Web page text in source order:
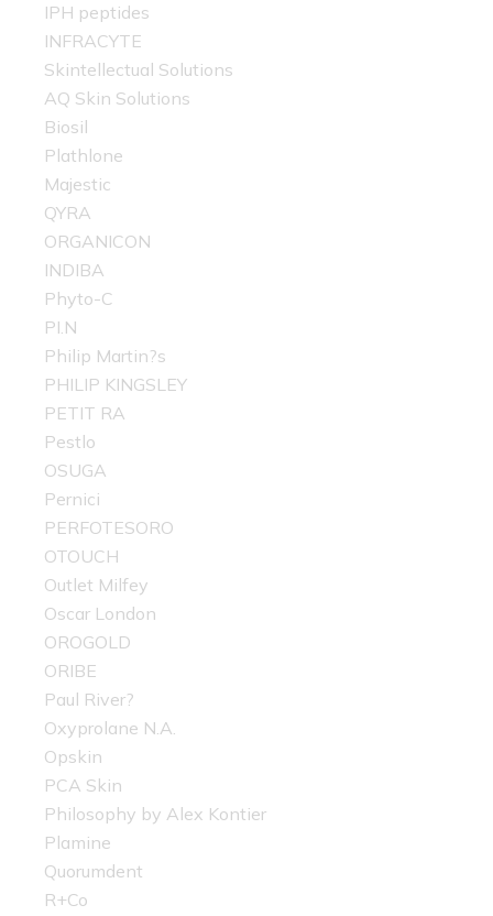
IPH peptides
INFRACYTE
Skintellectual Solutions
AQ Skin Solutions
Biosil
Plathlone
Majestic
QYRA
ORGANICON
INDIBA
Phyto-C
PI.N
Philip Martin?s
PHILIP KINGSLEY
PETIT RA
Pestlo
OSUGA
Pernici
PERFOTESORO
OTOUCH
Outlet Milfey
Oscar London
OROGOLD
ORIBE
Paul River?
Oxyprolane N.A.
Opskin
PCA Skin
Philosophy by Alex Kontier
Plamine
Quorumdent
R+Co